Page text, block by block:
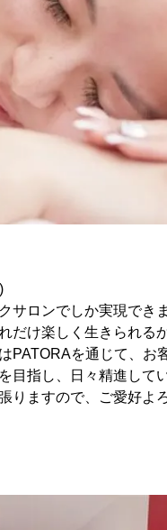
サロンでしか実現でき
だけ楽しく生きられる
PATORAを通じて、お
目指し、日々精進して
りますので、ご愛好よ